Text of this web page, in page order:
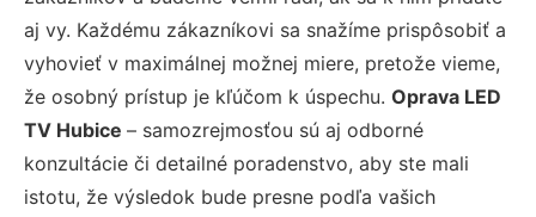
aj vy. Každému zákazníkovi sa snažíme prispôsobiť a
vyhovieť v maximálnej možnej miere, pretože vieme,
že osobný prístup je kľúčom k úspechu. Oprava LED
TV Hubice – samozrejmosťou sú aj odborné
konzultácie či detailné poradenstvo, aby ste mali
istotu, že výsledok bude presne podľa vašich